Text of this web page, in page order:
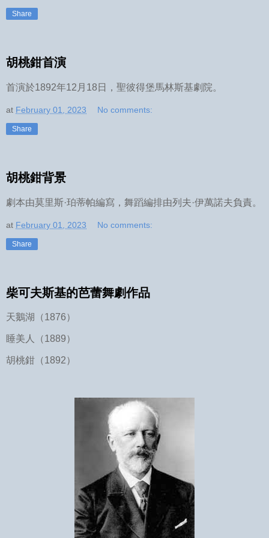
Share
胡桃鉗首演
首演於1892年12月18日，聖彼得堡馬林斯基劇院。
at February 01, 2023 No comments:
Share
胡桃鉗背景
劇本由莫里斯·珀蒂帕編寫，舞蹈編排由列夫·伊萬諾夫負責。
at February 01, 2023 No comments:
Share
柴可夫斯基的芭蕾舞劇作品
天鵝湖（1876）
睡美人（1889）
胡桃鉗（1892）